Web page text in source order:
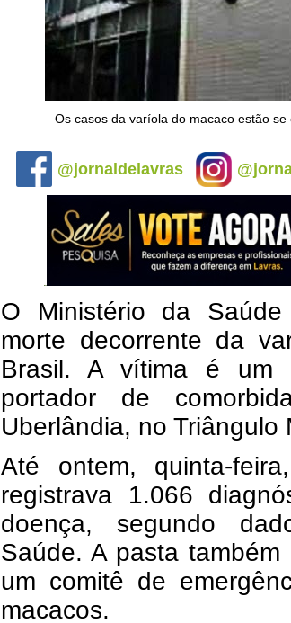
Os casos da varíola do macaco estão
@jornaldelavras
O Ministério da
morte decorrente da
Brasil. A vítima é um
portador de
Uberlândia, no Triângulo
Até ontem, quinta-
registrava 1.066
doença, segundo
Saúde. A pasta
um comitê de
macacos.